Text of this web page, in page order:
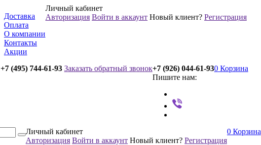
Доставка
Оплата
О компании
Контакты
Акции
Личный кабинет
Авторизация Войти в аккаунт Новый клиент? Регистрация
+7 (495) 744-61-93 Заказать обратный звонок+7 (926) 044-61-93
Пишите нам:
0 Корзина
Личный кабинет
Авторизация Войти в аккаунт Новый клиент? Регистрация
0 Корзина